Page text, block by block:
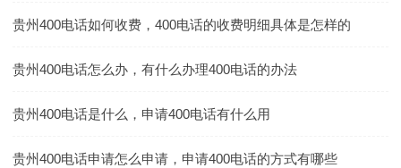
贵州400电话如何收费，400电话的收费明细具体是怎样的
贵州400电话怎么办，有什么办理400电话的办法
贵州400电话是什么，申请400电话有什么用
贵州400电话申请怎么申请，申请400电话的方式有哪些